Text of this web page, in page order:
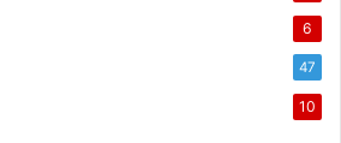
6
47
10